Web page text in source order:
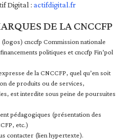
Digital : actifdigital.fr
DE LA CNCCFP
cnccfp Commission nationale
politiques et cnccfp Fin’pol
de la CNCCFP, quel qu’en soit
de produits ou de services,
est interdite sous peine de poursuites
pédagogiques (présentation des
etc.)
contacter (lien hypertexte).